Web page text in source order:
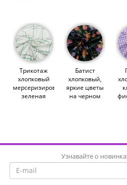
Трикотаж
хлопковый
мерсеризированный,
зеленая
Батист
хлопковый,
яркие цветы
на черном
Узнавайте о